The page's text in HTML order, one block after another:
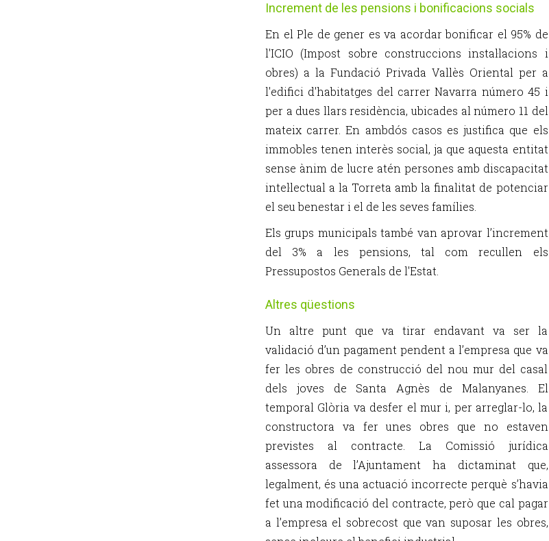
Increment de les pensions i bonificacions socials
En el Ple de gener es va acordar bonificar el 95% de
l'ICIO (Impost sobre construccions instal·lacions i
obres) a la Fundació Privada Vallès Oriental per a
l'edifici d'habitatges del carrer Navarra número 45 i
per a dues llars residència, ubicades al número 11 del
mateix carrer. En ambdós casos es justifica que els
immobles tenen interès social, ja que aquesta entitat
sense ànim de lucre atén persones amb discapacitat
intel·lectual a la Torreta amb la finalitat de potenciar
el seu benestar i el de les seves famílies.
Els grups municipals també van aprovar l’increment
del 3% a les pensions, tal com recullen els
Pressupostos Generals de l'Estat.
Altres qüestions
Un altre punt que va tirar endavant va ser la
validació d’un pagament pendent a l’empresa que va
fer les obres de construcció del nou mur del casal
dels joves de Santa Agnès de Malanyanes. El
temporal Glòria va desfer el mur i, per arreglar-lo, la
constructora va fer unes obres que no estaven
previstes al contracte. La Comissió jurídica
assessora de l’Ajuntament ha dictaminat que,
legalment, és una actuació incorrecte perquè s’havia
fet una modificació del contracte, però que cal pagar
a l’empresa el sobrecost que van suposar les obres,